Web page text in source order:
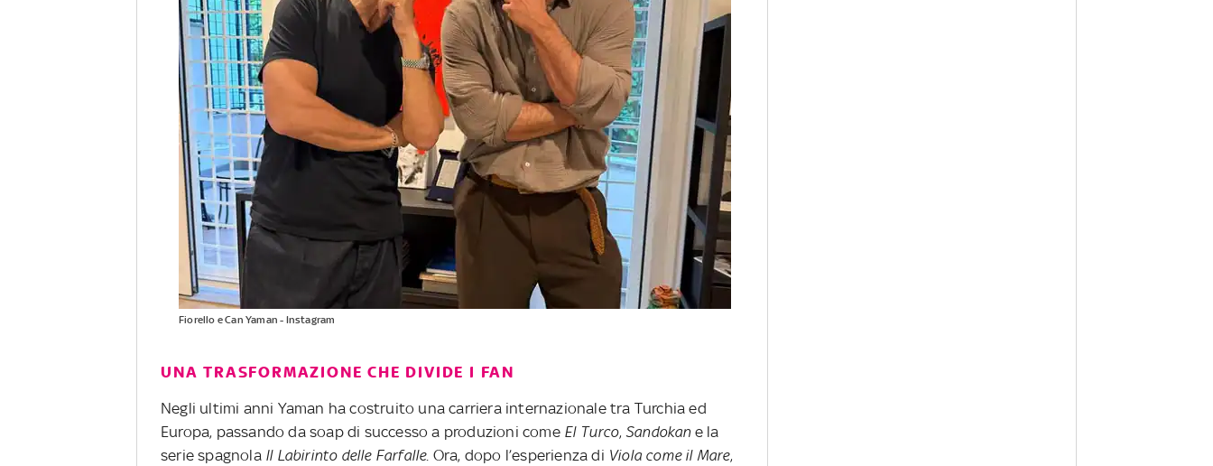
Fiorello e Can Yaman - Instagram
UNA TRASFORMAZIONE CHE DIVIDE I FAN
Negli ultimi anni Yaman ha costruito una carriera internazionale tra Turchia ed
Europa, passando da soap di successo a produzioni come El Turco,Sandokane la
serie spagnola Il Labirinto delle Farfalle. Ora, dopo l’esperienza di Viola come il Mare,